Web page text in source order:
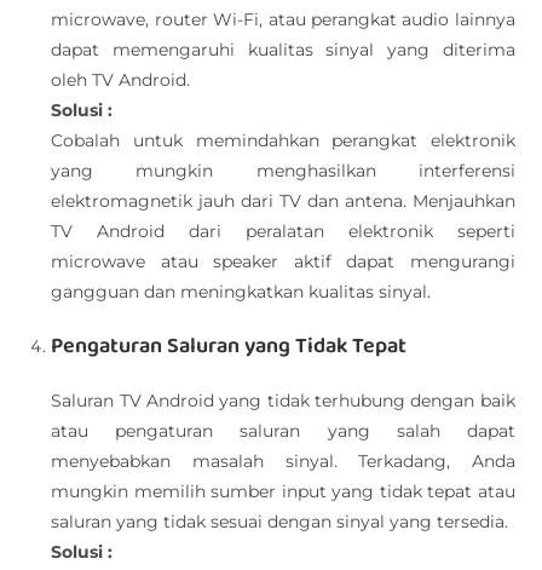
microwave, router Wi-Fi, atau perangkat audio lainnya
dapat memengaruhi kualitas sinyal yang diterima
oleh TV Android.
Solusi :
Cobalah untuk memindahkan perangkat elektronik
yang mungkin menghasilkan interferensi
elektromagnetik jauh dari TV dan antena. Menjauhkan
TV Android dari peralatan elektronik seperti
microwave atau speaker aktif dapat mengurangi
gangguan dan meningkatkan kualitas sinyal.
Pengaturan Saluran yang Tidak Tepat
Saluran TV Android yang tidak terhubung dengan baik
atau pengaturan saluran yang salah dapat
menyebabkan masalah sinyal. Terkadang, Anda
mungkin memilih sumber input yang tidak tepat atau
saluran yang tidak sesuai dengan sinyal yang tersedia.
Solusi :